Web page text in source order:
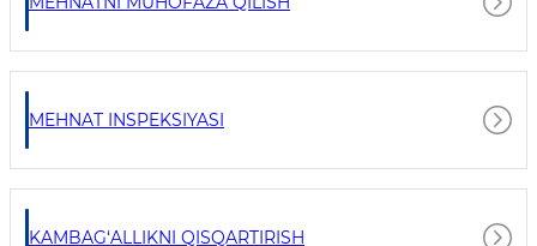
MEHNAT INSPEKSIYASI
KAMBAG‘ALLIKNI QISQARTIRISH